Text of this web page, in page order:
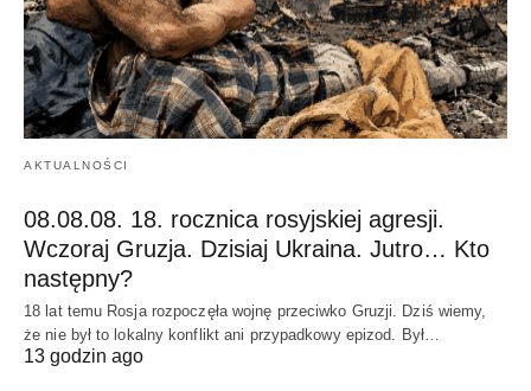
AKTUALNOŚCI
08.08.08. 18. rocznica rosyjskiej agresji.
Wczoraj Gruzja. Dzisiaj Ukraina. Jutro… Kto
następny?
18 lat temu Rosja rozpoczęła wojnę przeciwko Gruzji. Dziś wiemy,
że nie był to lokalny konflikt ani przypadkowy epizod. Był…
13 godzin ago